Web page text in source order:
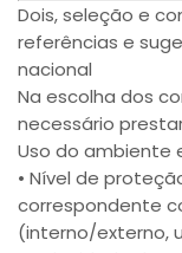
Dois, seleção e
referências e
nacional
Na escolha dos
necessário
Uso do ambiente
• Nível de
correspondente
(interno/externo,